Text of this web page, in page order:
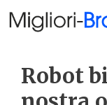
Robot